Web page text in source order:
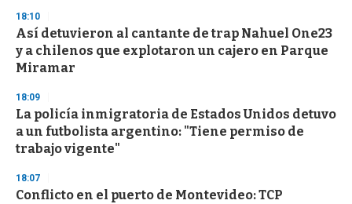
18:10
Así detuvieron al cantante de trap Nahuel One23
y a chilenos que explotaron un cajero en Parque
Miramar
18:09
La policía inmigratoria de Estados Unidos detuvo
a un futbolista argentino: "Tiene permiso de
trabajo vigente"
18:07
Conflicto en el puerto de Montevideo: TCP